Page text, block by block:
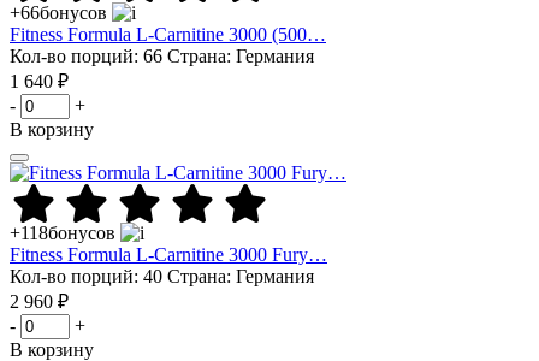
+66бонусов
Fitness Formula L-Carnitine 3000 (500…
Кол-во порций: 66 Страна: Германия
1 640 ₽
-
+
В корзину
+118бонусов
Fitness Formula L-Carnitine 3000 Fury…
Кол-во порций: 40 Страна: Германия
2 960 ₽
-
+
В корзину